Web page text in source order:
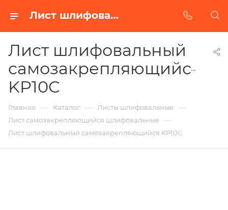
Лист шлифовальный самозакрепляющийся KP10C в Белгороде | Купить по недорогой цене от Абразивного Завода
Лист шлифовальный
самозакрепляющийся
KP10C
Главная — Каталог — Листы шлифовальные —
Лист самозакрепляющийся шлифовальные —
Лист шлифовальный самозакрепляющийся KP10C